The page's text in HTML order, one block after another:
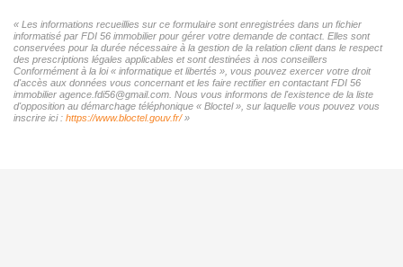
« Les informations recueillies sur ce formulaire sont enregistrées dans un fichier
informatisé par FDI 56 immobilier pour gérer votre demande de contact. Elles sont
conservées pour la durée nécessaire à la gestion de la relation client dans le respect
des prescriptions légales applicables et sont destinées à nos conseillers
Conformément à la loi « informatique et libertés », vous pouvez exercer votre droit
d'accès aux données vous concernant et les faire rectifier en contactant FDI 56
immobilier agence.fdi56@gmail.com. Nous vous informons de l'existence de la liste
d'opposition au démarchage téléphonique « Bloctel », sur laquelle vous pouvez vous
inscrire ici : https://www.bloctel.gouv.fr/»